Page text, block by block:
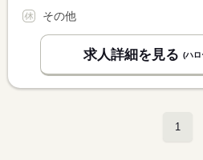
その他
求人詳細を見る (ハロ
1